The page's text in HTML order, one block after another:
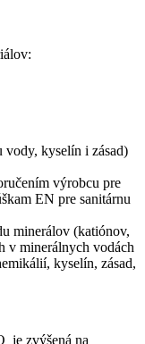
kyselín i zásad)
výrobcu pre
EN pre sanitárnu
minerálov (katiónov,
v minerálnych vodách
kyselín, zásad,
je zvýšená na